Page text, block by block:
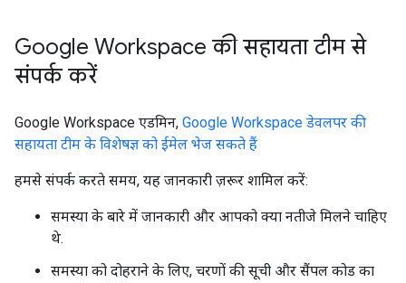
Google Workspace की सहायता टीम से
संपर्क करें
Google Workspace एडमिन, Google Workspace डेवलपर की
सहायता टीम के विशेषज्ञ को ईमेल भेज सकते हैं
हमसे संपर्क करते समय, यह जानकारी ज़रूर शामिल करें:
समस्या के बारे में जानकारी और आपको क्या नतीजे मिलने चाहिए
थे.
समस्या को दोहराने के लिए, चरणों की सूची और सैंपल कोड का